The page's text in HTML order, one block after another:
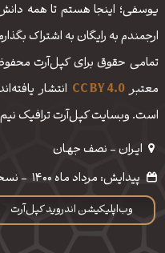
یوسفی؛ اینجا هستم تا همه
ارجمندم به رایگان به اشتراک
تمامی حقوق برای کپل‌آرت
معتبرCC BY 4.0 انتشار
است. وبسایت کپل‌آرت ترافیک نیم
ایـران - نصف جهـان
وب‌اپلیکیشن اندروید کپل‌آرت
پیدایش: مرداد ماه 1400 - نسخه